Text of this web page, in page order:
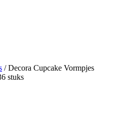
/Decora Cupcake Vormpjes
stuks